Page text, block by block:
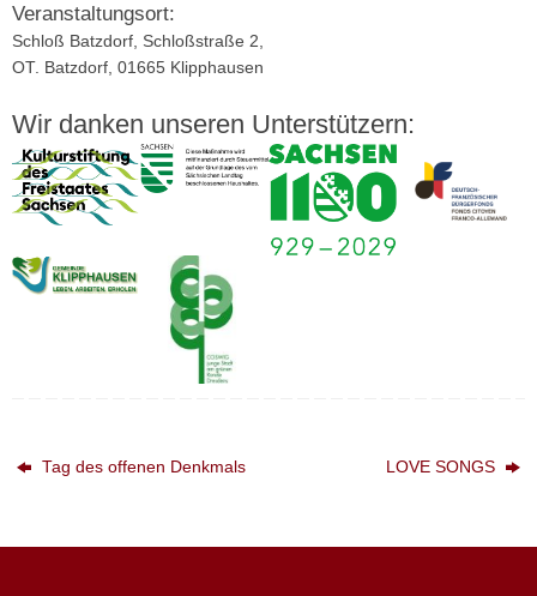
Veranstaltungsort:
Schloß Batzdorf, Schloßstraße 2,
OT. Batzdorf, 01665 Klipphausen
Wir danken unseren Unterstützern:
Tag des offenen Denkmals LOVE SONGS